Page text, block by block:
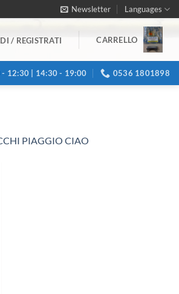
Newsletter Languages
/ REGISTRATI CARRELLO
- 12:30 | 14:30 - 19:00 0536 1801898
PIAGGIO CIAO